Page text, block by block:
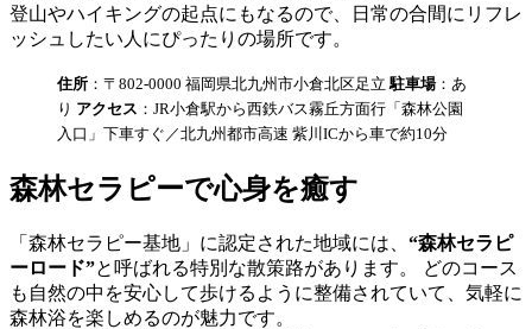
登山やハイキングの起点にもなるので、日常の合間にリフレ
ッシュしたい人にぴったりの場所です。
住所 ：〒802-0000 福岡県北九州市小倉北区足立 駐車場：あ
り アクセス ：JR小倉駅から西鉄バス霧丘方面行「森林公園
入口」下車すぐ／北九州都市高速 紫川ICから車で約10分
森林セラピーで心身を癒す
「森林セラピー基地」に認定された地域には、 “森林セラピ
ーロード”と呼ばれる特別な散策路があります。 どのコース
も自然の中を安心して歩けるように整備されていて、気軽に
森林浴を楽しめるのが魅力です。